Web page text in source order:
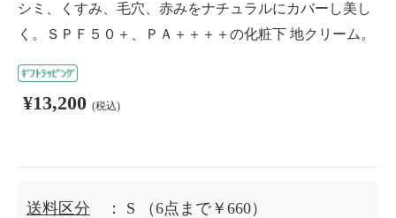
シミ、くすみ、毛穴、赤みをナチュラルにカバーし美し
く。ＳＰＦ５０＋、ＰＡ＋＋＋＋の化粧下 地クリーム。
¥13,200 (税込)
送料区分 ： S
（6点まで￥660）